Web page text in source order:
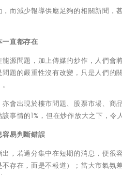
，而減少報導供應足夠的相關新聞
一直都存在
源問題，加上傳媒的炒作，人們會
題的嚴重性沒有改變，只是人們的
會出現於樓市問題、股票市場、商
該事情的1%，但在炒作放大之下，令
易判斷錯誤
，若過分集中在短期的消息，便很
不存在，而是不報道）；當大市氣